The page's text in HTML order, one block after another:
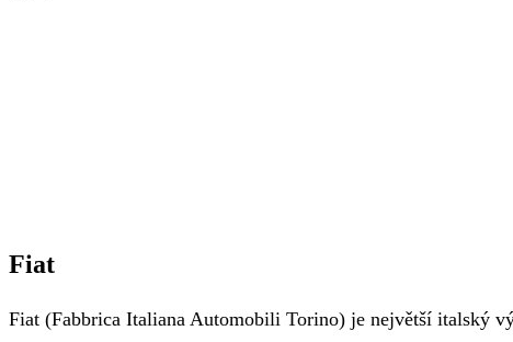
Fiat
Fiat (Fabbrica Italiana Automobili Torino) je největší italský